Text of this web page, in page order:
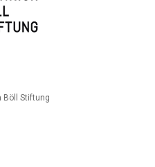
Böll Stiftung